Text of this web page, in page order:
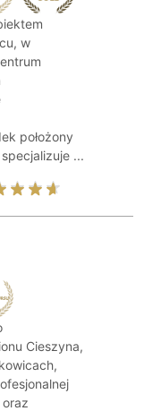
w
położony
...
Cieszyna,